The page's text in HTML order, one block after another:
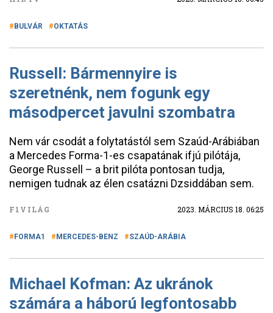
BULVÁR OKTATÁS
Russell: Bármennyire is
szeretnénk, nem fogunk egy
másodpercet javulni szombatra
Nem vár csodát a folytatástól sem Szaúd-Arábiában
a Mercedes Forma-1-es csapatának ifjú pilótája,
George Russell – a brit pilóta pontosan tudja,
nemigen tudnak az élen csatázni Dzsiddában sem.
F1VILÁG 2023. MÁRCIUS 18. 06:25
FORMA1 MERCEDES-BENZ SZAÚD-ARÁBIA
Michael Kofman: Az ukránok
számára a háború legfontosabb